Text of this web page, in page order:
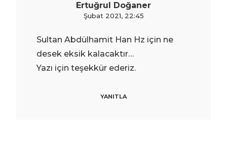
Ertuğrul Doğaner
Şubat 2021, 22:45
Sultan Abdülhamit Han Hz için ne
desek eksik kalacaktır…
Yazı için teşekkür ederiz.
YANITLA